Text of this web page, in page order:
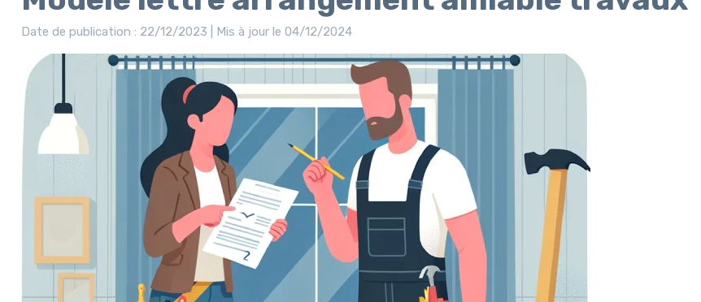
Date de publication : 22/12/2023 | Mis à jour le 04/12/2024